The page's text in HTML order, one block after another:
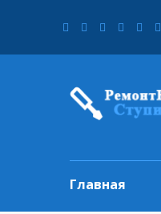
Главная